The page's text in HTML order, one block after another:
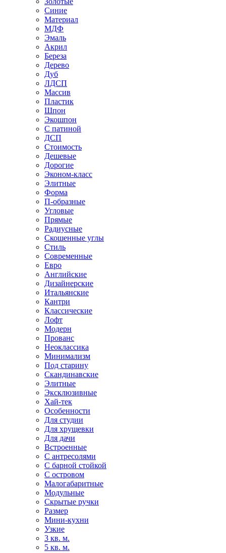
Синие
Материал
МДФ
Эмаль
Акрил
Береза
Дерево
Дуб
ЛДСП
Массив
Пластик
Шпон
Экошпон
С патиной
ДСП
Стоимость
Дешевые
Дорогие
Эконом-класс
Элитные
Форма
П-образные
Угловые
Прямые
Радиусные
Скошенные углы
Стиль
Современные
Евро
Английские
Дизайнерские
Итальянские
Кантри
Классические
Лофт
Модерн
Прованс
Неоклассика
Минимализм
Под старину
Скандинавские
Элитные
Эксклюзивные
Хай-тек
Особенности
Для студии
Для хрущевки
Для дачи
Встроенные
С антресолями
С барной стойкой
С островом
Малогабаритные
Модульные
Скрытые ручки
Размер
Мини-кухни
Узкие
3 кв. м.
5 кв. м.